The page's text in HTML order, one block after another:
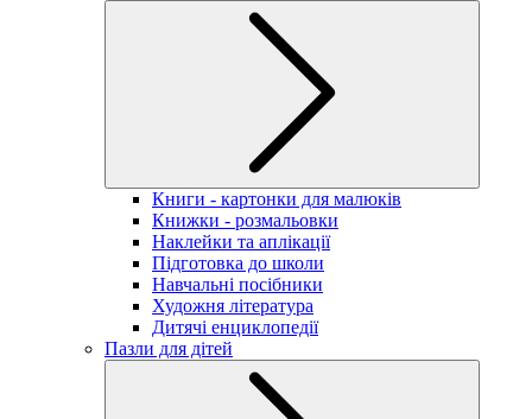
Книги - картонки для малюків
Книжки - розмальовки
Наклейки та аплікації
Підготовка до школи
Навчальні посібники
Художня література
Дитячі енциклопедії
Пазли для дітей